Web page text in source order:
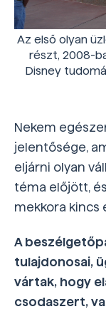
Az első olyan
részt, 2008-
Disney
Nekem
jelentősége,
eljárni olyan
téma előjött,
mekkora kincs
A
tulajdonosai,
vártak, hogy
csodaszert,